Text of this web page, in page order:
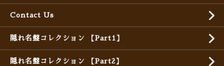
Contact Us
隠れ名盤コレクション 【Part1】
隠れ名盤コレクション 【Part2】